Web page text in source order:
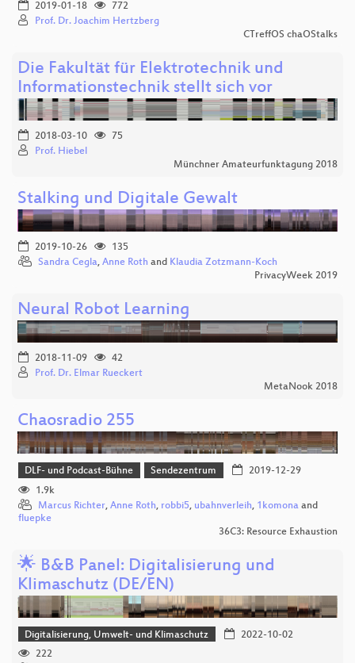
2019-01-18
772
Prof. Dr. Joachim Hertzberg
CTreffOS chaOStalks
Die Fakultät für Elektrotechnik und
Informationstechnik stellt sich vor
2018-03-10
75
Prof. Hiebel
Münchner Amateurfunktagung 2018
Stalking und Digitale Gewalt
2019-10-26
135
Sandra Cegla, Anne Roth and Klaudia Zotzmann-Koch
PrivacyWeek 2019
Neural Robot Learning
2018-11-09
42
Prof. Dr. Elmar Rueckert
MetaNook 2018
Chaosradio 255
DLF- und Podcast-Bühne Sendezentrum
2019-12-29
1.9k
Marcus Richter, Anne Roth, robbi5, ubahnverleih, 1komona and
fluepke
36C3: Resource Exhaustion
🌟 B&B Panel: Digitalisierung und
Klimaschutz (DE/EN)
Digitalisierung, Umwelt- und Klimaschutz
2022-10-02
222